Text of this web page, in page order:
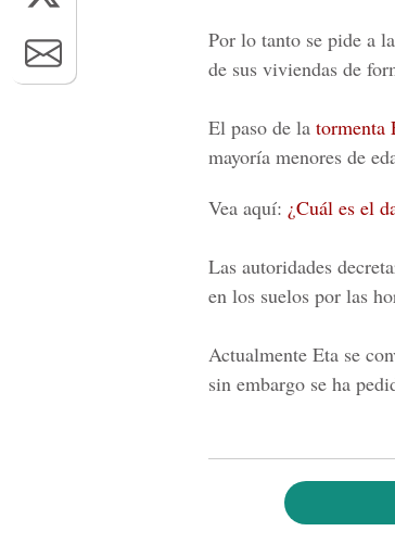
Por lo tanto se pide a
de sus viviendas de
El paso de la tormenta
mayoría menores de
Vea aquí: ¿Cuál es el
Las autoridades
en los suelos por las
Actualmente Eta se
sin embargo se ha